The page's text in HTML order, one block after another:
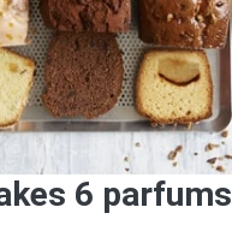
6 parfums